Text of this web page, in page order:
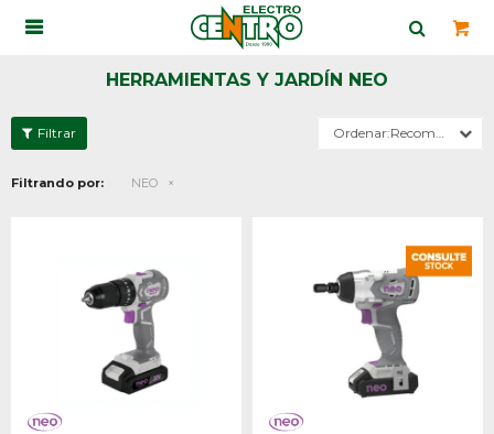

HERRAMIENTAS Y JARDÍN NEO
Recomendados
Filtrando por: NEO